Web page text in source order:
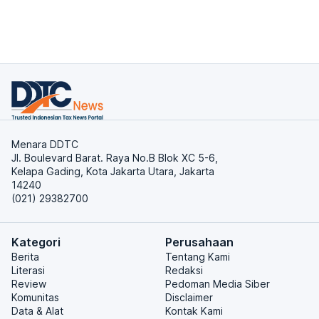
Menara DDTC
Jl. Boulevard Barat. Raya No.B Blok XC 5-6,
Kelapa Gading, Kota Jakarta Utara, Jakarta
14240
(021) 29382700
Kategori
Berita
Literasi
Review
Komunitas
Data & Alat
Perusahaan
Tentang Kami
Redaksi
Pedoman Media Siber
Disclaimer
Kontak Kami